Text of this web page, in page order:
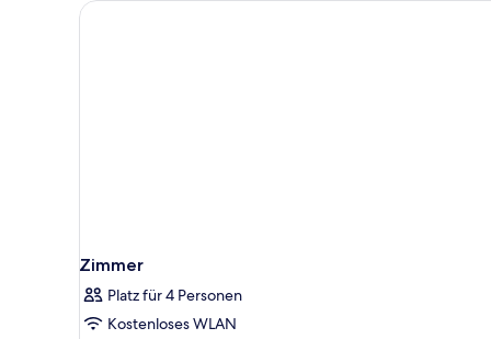
Zimmer
Platz für 4 Personen
Kostenloses WLAN